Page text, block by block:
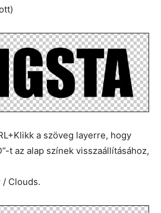
a szöveg layerre, hogy
t az alap színek visszaállításához,
/ Clouds.